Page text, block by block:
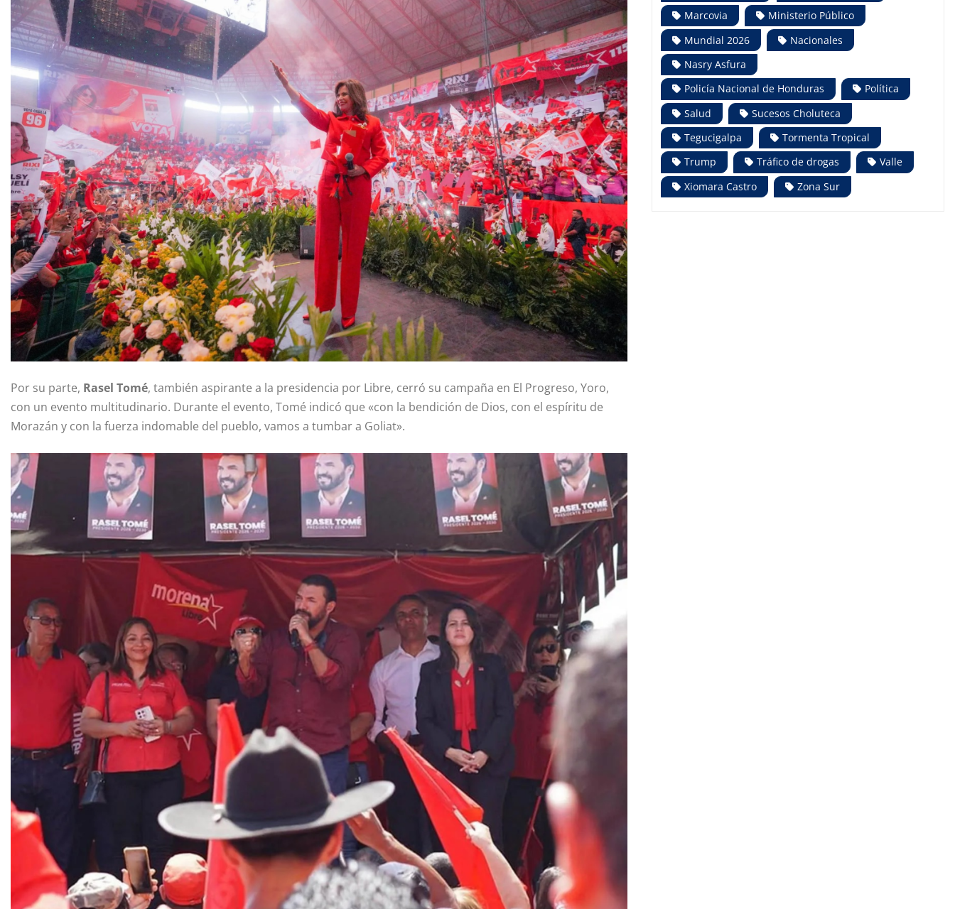
Por su parte, Rasel Tomé, también aspirante a la presidencia por Libre, cerró su campaña en El Progreso, Yoro,
con un evento multitudinario. Durante el evento, Tomé indicó que «con la bendición de Dios, con el espíritu de
Morazán y con la fuerza indomable del pueblo, vamos a tumbar a Goliat».
Marcovia
Ministerio Público
Mundial 2026
Nacionales
Nasry Asfura
Policía Nacional de Honduras
Política
Salud
Sucesos Choluteca
Tegucigalpa
Tormenta Tropical
Trump
Tráfico de drogas
Valle
Xiomara Castro
Zona Sur